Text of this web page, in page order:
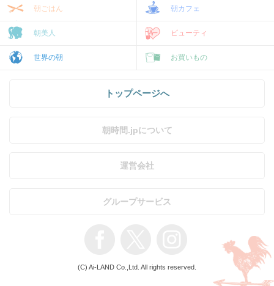
朝ごはん 朝カフェ
朝美人 ビューティ
世界の朝 お買いもの
トップページへ
朝時間.jpについて
運営会社
グループサービス
(C) Ai-LAND Co.,Ltd. All rights reserved.